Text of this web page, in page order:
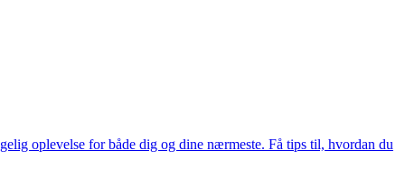
oplevelse for både dig og dine nærmeste. Få tips til, hvordan du